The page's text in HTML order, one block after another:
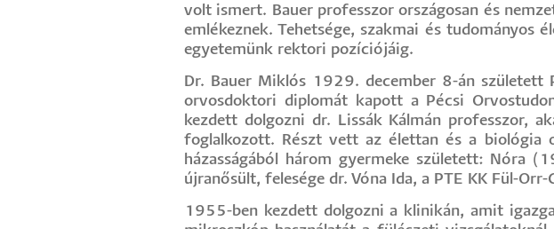
volt ismert. Bauer professzor országosan és
emlékeznek. Tehetsége, szakmai és tudományos
egyetemünk rektori pozíciójáig.
Dr. Bauer Miklós 1929. december 8-án született
orvosdoktori diplomát kapott a Pécsi
kezdett dolgozni dr. Lissák Kálmán professzor,
foglalkozott. Részt vett az élettan és a biológia
házasságából három gyermeke született: Nóra
újranősült, felesége dr. Vóna Ida, a PTE KK Fül-
1955-ben kezdett dolgozni a klinikán, amit